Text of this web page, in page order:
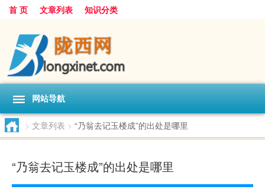
首 页 文章列表 知识分类
网站导航
> 文章列表 > “乃翁去记玉楼成”的出处是哪里
“乃翁去记玉楼成”的出处是哪里